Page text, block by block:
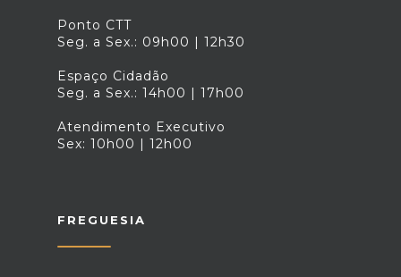
Ponto CTT
Seg. a Sex.: 09h00 | 12h30
Espaço Cidadão
Seg. a Sex.: 14h00 | 17h00
Atendimento Executivo
Sex: 10h00 | 12h00
FREGUESIA